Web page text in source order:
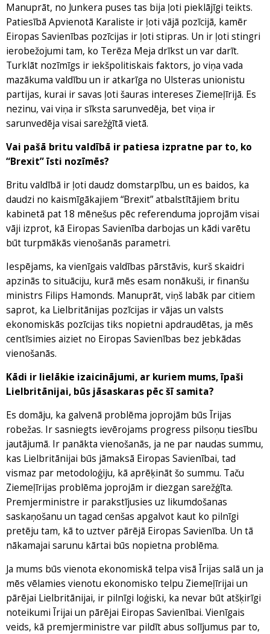
Manuprāt, no Junkera puses tas bija ļoti pieklājīgi teikts.
Patiesībā Apvienotā Karaliste ir ļoti vājā pozīcijā, kamēr
Eiropas Savienības pozīcijas ir ļoti stipras. Un ir ļoti stingri
ierobežojumi tam, ko Terēza Meja drīkst un var darīt.
Turklāt nozīmīgs ir iekšpolitiskais faktors, jo viņa vada
mazākuma valdību un ir atkarīga no Ulsteras unionistu
partijas, kurai ir savas ļoti šauras intereses Ziemeļīrijā. Es
nezinu, vai viņa ir sīksta sarunvedēja, bet viņa ir
sarunvedēja visai sarežģītā vietā.
Vai pašā britu valdībā ir patiesa izpratne par to, ko
“Brexit” īsti nozīmēs?
Britu valdībā ir ļoti daudz domstarpību, un es baidos, ka
daudzi no kaismīgākajiem “Brexit” atbalstītājiem britu
kabinetā pat 18 mēnešus pēc referenduma joprojām visai
vāji izprot, kā Eiropas Savienība darbojas un kādi varētu
būt turpmākās vienošanās parametri.
Iespējams, ka vienīgais valdības pārstāvis, kurš skaidri
apzinās to situāciju, kurā mēs esam nonākuši, ir finanšu
ministrs Filips Hamonds. Manuprāt, viņš labāk par citiem
saprot, ka Lielbritānijas pozīcijas ir vājas un valsts
ekonomiskās pozīcijas tiks nopietni apdraudētas, ja mēs
centīsimies aiziet no Eiropas Savienības bez jebkādas
vienošanās.
Kādi ir lielākie izaicinājumi, ar kuriem mums, īpaši
Lielbritānijai, būs jāsaskaras pēc šī samita?
Es domāju, ka galvenā problēma joprojām būs Īrijas
robežas. Ir sasniegts ievērojams progress pilsoņu tiesību
jautājumā. Ir panākta vienošanās, ja ne par naudas summu,
kas Lielbritānijai būs jāmaksā Eiropas Savienībai, tad
vismaz par metodoloģiju, kā aprēķināt šo summu. Taču
Ziemeļīrijas problēma joprojām ir diezgan sarežģīta.
Premjerministre ir parakstījusies uz likumdošanas
saskaņošanu un tagad cenšas apgalvot kaut ko pilnīgi
pretēju tam, kā to uztver pārējā Eiropas Savienība. Un tā
nākamajai sarunu kārtai būs nopietna problēma.
Ja mums būs vienota ekonomiskā telpa visā Īrijas salā un ja
mēs vēlamies vienotu ekonomisko telpu Ziemeļīrijai un
pārējai Lielbritānijai, ir pilnīgi loģiski, ka nevar būt atšķirīgi
noteikumi Īrijai un pārējai Eiropas Savienībai. Vienīgais
veids, kā premjerministre var pildīt abus solījumus par to,